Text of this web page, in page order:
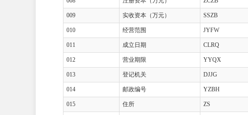
009 实收资本（万元） SSZB
010 经营范围 JYFW
011 成立日期 CLRQ
012 营业期限 YYQX
013 登记机关 DJJG
014 邮政编号 YZBH
015 住所 ZS